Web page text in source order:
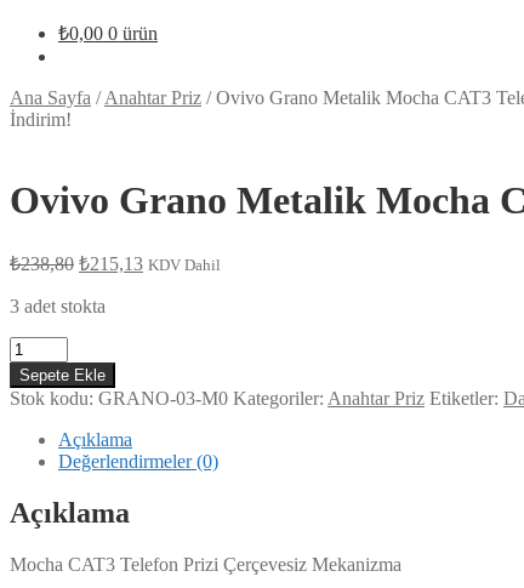
₺0,00 0 ürün
Ana Sayfa /Anahtar Priz /Ovivo Grano Metalik Mocha CAT3
İndirim!
Ovivo Grano Metalik Mocha
₺238,80 Orijinal
₺238,80.
₺215,13 Şu
KDV Dahil
3 adet stokta
Ovivo
Grano
Metalik
Mocha
CAT3
Telefon
adet
Sepete Ekle
Stok kodu: GRANO-03-M0 Kategoriler: Anahtar Priz Etiketler:
Açıklama
Değerlendirmeler (0)
Açıklama
Mocha CAT3 Telefon Prizi Çerçevesiz Mekanizma